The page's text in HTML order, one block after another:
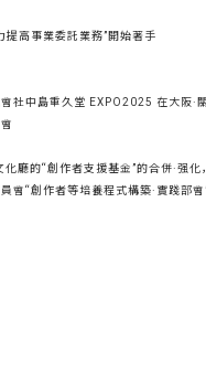
提高事業委託業務”開始著手
社中島重久堂 EXPO2025 在大阪·
化廳的“創作者支援基金”的合併·强
會“創作者等培養程式構築·實踐部